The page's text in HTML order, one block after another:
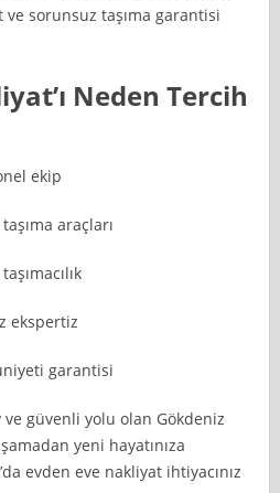
sorunsuz taşıma garantisi
Neden Tercih
ekip
araçları
ekspertiz
garantisi
ve güvenli yolu olan Gökdeniz
yeni hayatınıza
evden eve nakliyat ihtiyacınız